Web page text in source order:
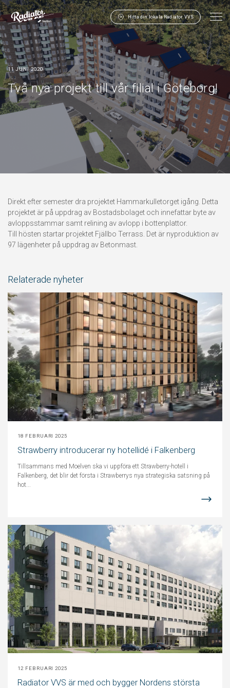
Hitta din lokala Radiator VVS
11 JUNI 2020
Två nya projekt till vår filial i Göteborg!
Direkt efter semester dra projektet Hammarkulletorget igång. Detta
projektet är på uppdrag av Bostadsbolaget och innefattar byte av
avloppsstammar samt relining av avlopp i bottenplattor.
Till hösten startar projektet Fjällbo Terrass. Det är nyproduktion av
97 lägenheter på uppdrag av Betonmast.
Relaterade nyheter
18 FEBRUARI 2025
Strawberry introducerar ny hotellidé i Falkenberg
Tillsammans med Moelven ska vi uppföra ett Strawberry-hotell i
Falkenberg, det blir det första i Strawberrys nya strategiska satsning på
hot...
12 FEBRUARI 2025
Radiator VVS är med och bygger Nordens största